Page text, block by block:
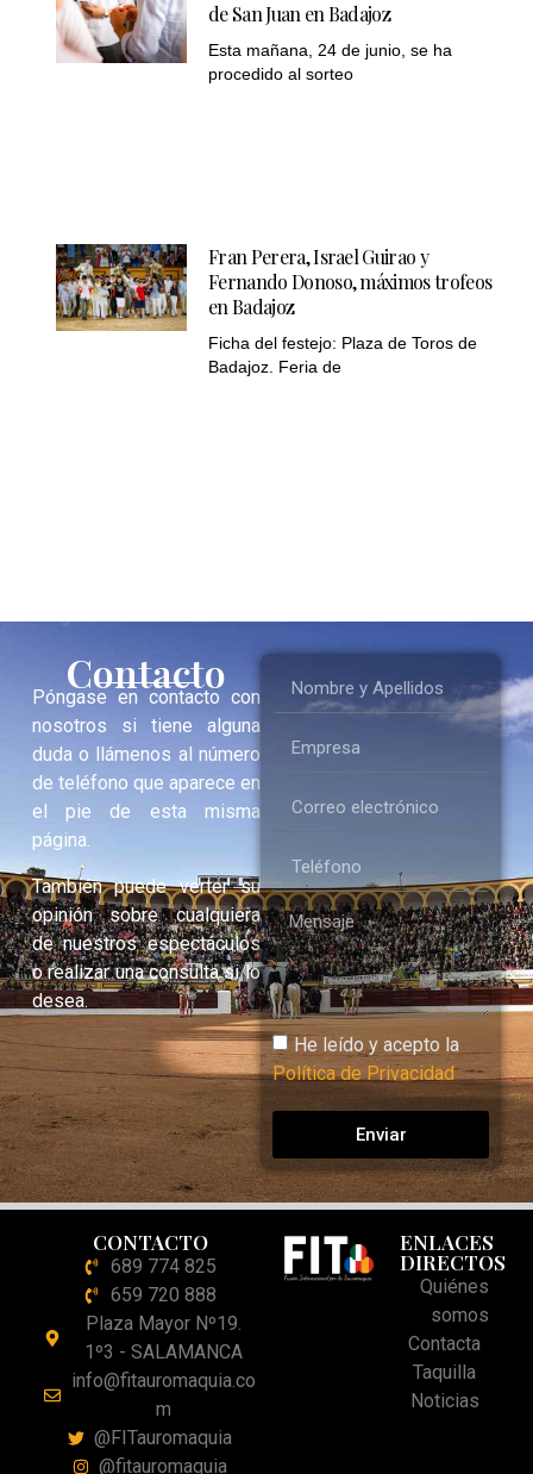
de San Juan en Badajoz
Esta mañana, 24 de junio, se ha
procedido al sorteo
Fran Perera, Israel Guirao y
Fernando Donoso, máximos trofeos
en Badajoz
Ficha del festejo: Plaza de Toros de
Badajoz. Feria de
Contacto
Póngase en contacto con
nosotros si tiene alguna
duda o llámenos al número
de teléfono que aparece en
el pie de esta misma
página.
También puede verter su
opinión sobre cualquiera
de nuestros espectáculos
o realizar una consulta si lo
desea.
He leído y acepto la
Política de Privacidad
Enviar
CONTACTO
689 774 825
659 720 888
Plaza Mayor Nº19.
1º3 - SALAMANCA
info@fitauromaquia.co
m
@FITauromaquia
@fitauromaquia
ENLACES
DIRECTOS
Quiénes
somos
Contacta
Taquilla
Noticias